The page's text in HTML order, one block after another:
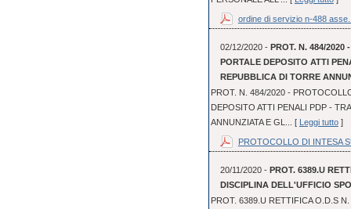
ordine di servizio n-488
02/12/2020 - PROT. N. 484/2020
PORTALE DEPOSITO ATTI
REPUBBLICA DI TORRE
PROT. N. 484/2020 -
DEPOSITO ATTI PENALI PDP -
ANNUNZIATA E GL... [ Leggi tutto]
PROTOCOLLO DI INTESA
20/11/2020 - PROT. 6389.U
DISCIPLINA DELL'UFFICIO
PROT. 6389.U RETTIFICA O.D.S